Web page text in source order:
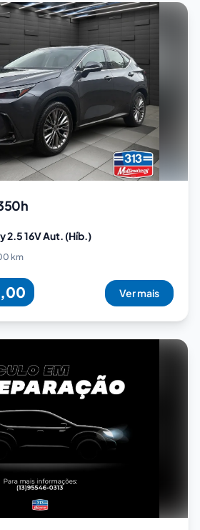
2.5 16V Aut. (Híb.)
km
Ver mais